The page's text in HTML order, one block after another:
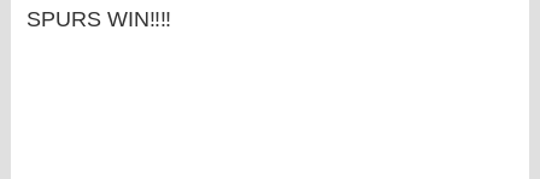
SPURS WIN‼‼